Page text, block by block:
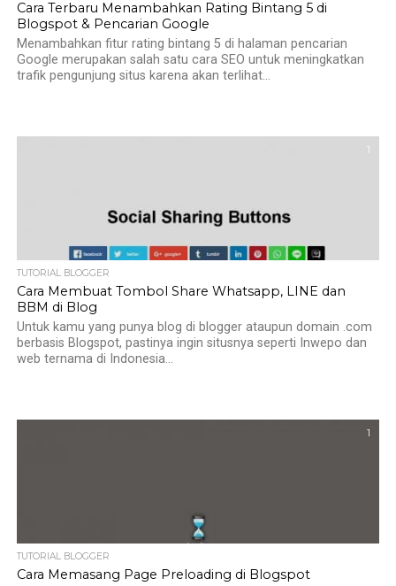
Cara Terbaru Menambahkan Rating Bintang 5 di
Blogspot & Pencarian Google
Menambahkan fitur rating bintang 5 di halaman pencarian
Google merupakan salah satu cara SEO untuk meningkatkan
trafik pengunjung situs karena akan terlihat...
1
TUTORIAL BLOGGER
Cara Membuat Tombol Share Whatsapp, LINE dan
BBM di Blog
Untuk kamu yang punya blog di blogger ataupun domain .com
berbasis Blogspot, pastinya ingin situsnya seperti Inwepo dan
web ternama di Indonesia...
1
TUTORIAL BLOGGER
Cara Memasang Page Preloading di Blogspot